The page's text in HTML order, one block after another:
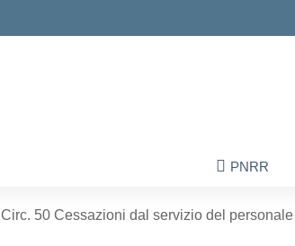
PNRR
Circ. 50 Cessazioni dal servizio del